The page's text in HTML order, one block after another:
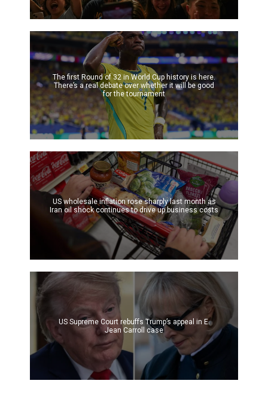
The first Round of 32 in World Cup history is here.
There’s a real debate over whether it will be good
for the tournament
US wholesale inflation rose sharply last month as
Iran oil shock continues to drive up business costs
US Supreme Court rebuffs Trump’s appeal in E.
Jean Carroll case